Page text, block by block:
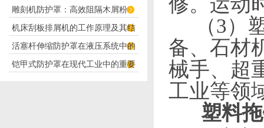
专用方案
雕刻机防护罩：高效阻隔木屑粉
尘，守护设备精度与安全
机床刮板排屑机的工作原理及其结
构分析
活塞杆伸缩防护罩在液压系统中的
应用
铠甲式防护罩在现代工业中的重要
（3）
备、石材
械手、超
工业等领
塑料